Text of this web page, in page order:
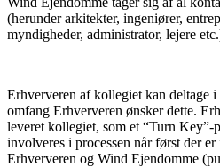
(herunder arkitekter, ingeniører,
myndigheder, administrator, lejere
Erhververen af kollegiet kan deltage i
omfang Erhververen ønsker dette.
leveret kollegiet, som et “Turn
involveres i processen når først der
Erhververen og Wind Ejendomme